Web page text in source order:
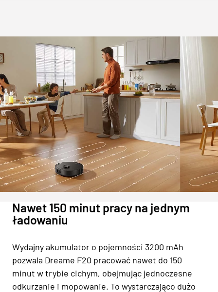
Nawet 150 minut pracy na jednym
ładowaniu
Wydajny akumulator o pojemności 3200 mAh
pozwala Dreame F20 pracować nawet do 150
minut w trybie cichym, obejmując jednoczesne
odkurzanie i mopowanie. To wystarczająco dużo